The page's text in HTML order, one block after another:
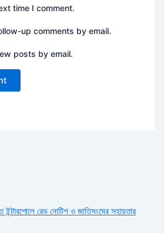
time I comment.
up comments by email.
posts by email.
ইন্টারপোলে রেড নোটিশ ও জাতিসংঘের সহায়তার